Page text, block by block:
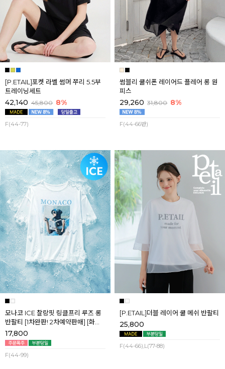
[P.ETAIL]포켓 라벨 썸머 쭈리 5.5부
트레이닝세트
42,140 45,800 8%
F(44-77)
썸블리 쿨쉬폰 레이어드 플레어 롱 원
피스
29,260 31,800 8%
F(44-66반)
모나코 ICE 찰랑핏 링클프리 루즈 롱
반팔티 [1차완판! 2차예약판매] [화이
트] 8월첫째주 순차배송
17,800
F(44-99)
[P.ETAIL]더블 레이어 쿨 메쉬 반팔티
25,800
F(44-66),L(77-88)